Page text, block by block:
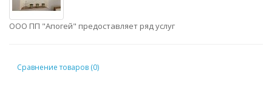
ООО ПП "Апогей" предоставляет ряд услуг
Сравнение товаров (0)